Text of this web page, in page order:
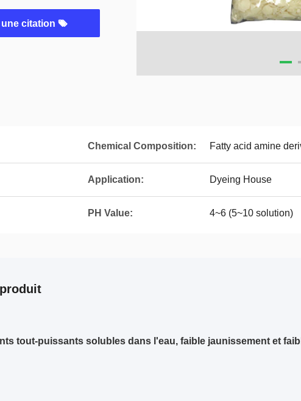
une citation
Chemical Composition: Fatty acid amine
Application: Dyeing House
PH Value: 4~6 (5~10 solution)
tout-puissants solubles dans l'eau, faible jaunissement et